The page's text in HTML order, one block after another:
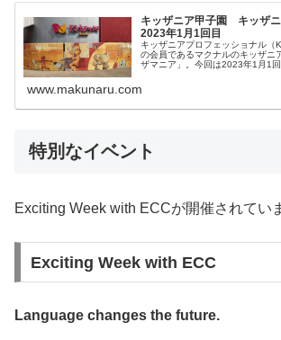
キッザニア甲子園 キッザ
2023年1月1回目
キッザニアプロフェッショナル（
の会員であるマクナルのキッザニ
ザマニア」。今回は2023年1月1回
www.makunaru.com
特別なイベント
Exciting Week with ECCが開催されてい
Exciting Week with ECC
Language changes the future.